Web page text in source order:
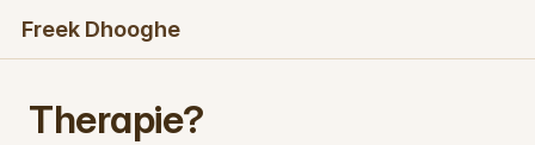
Freek Dhooghe
Therapie?